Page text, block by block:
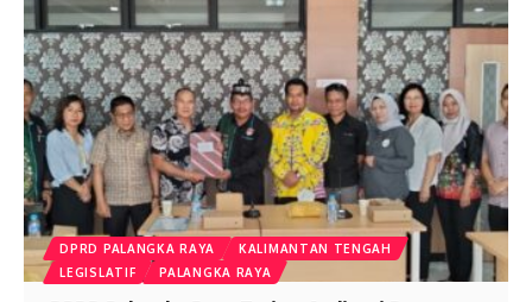
DPRD PALANGKA RAYA
KALIMANTAN TENGAH
LEGISLATIF
PALANGKA RAYA